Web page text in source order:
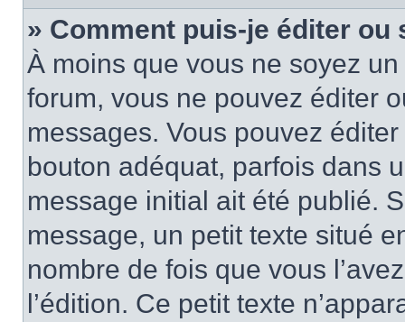
» Comment puis-je éditer
À moins que vous ne soyez
forum, vous ne pouvez éditer
messages. Vous pouvez
bouton adéquat, parfois dans
message initial ait été publié.
message, un petit texte situé
nombre de fois que vous
l’édition. Ce petit texte